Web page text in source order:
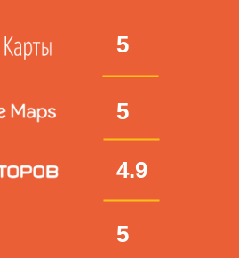
5
4.9
5
5